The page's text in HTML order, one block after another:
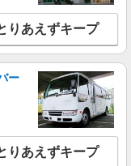
＋賞与｜住宅型有
〜400,000円 ・基本
・資格手当：10,000〜
〜70,000円 ・処遇改
（勤続年数、保有資格
当：20,000円（10時
る場合には超過勤務
当：10,000円/1回
細を見る
りあえずキープ
ー
りあえずキープ